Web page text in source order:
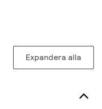
Expandera alla